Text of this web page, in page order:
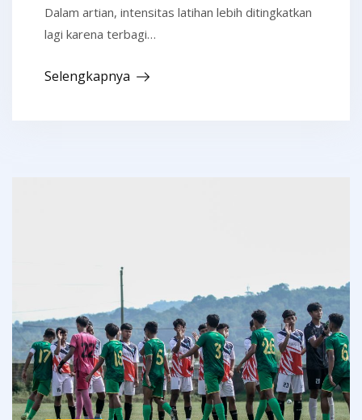
Dalam artian, intensitas latihan lebih ditingkatkan
lagi karena terbagi…
Selengkapnya